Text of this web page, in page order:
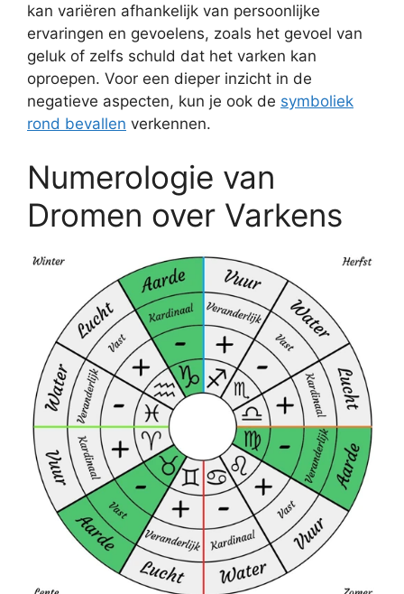
kan variëren afhankelijk van persoonlijke
ervaringen en gevoelens, zoals het gevoel van
geluk of zelfs schuld dat het varken kan
oproepen. Voor een dieper inzicht in de
negatieve aspecten, kun je ook de symboliek
rond bevallen verkennen.
Numerologie van
Dromen over Varkens